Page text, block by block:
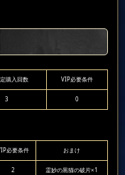
購入回数 VIP必要条件
3 0
必要条件 おまけ
2 霊妙の黒猫の破片×1